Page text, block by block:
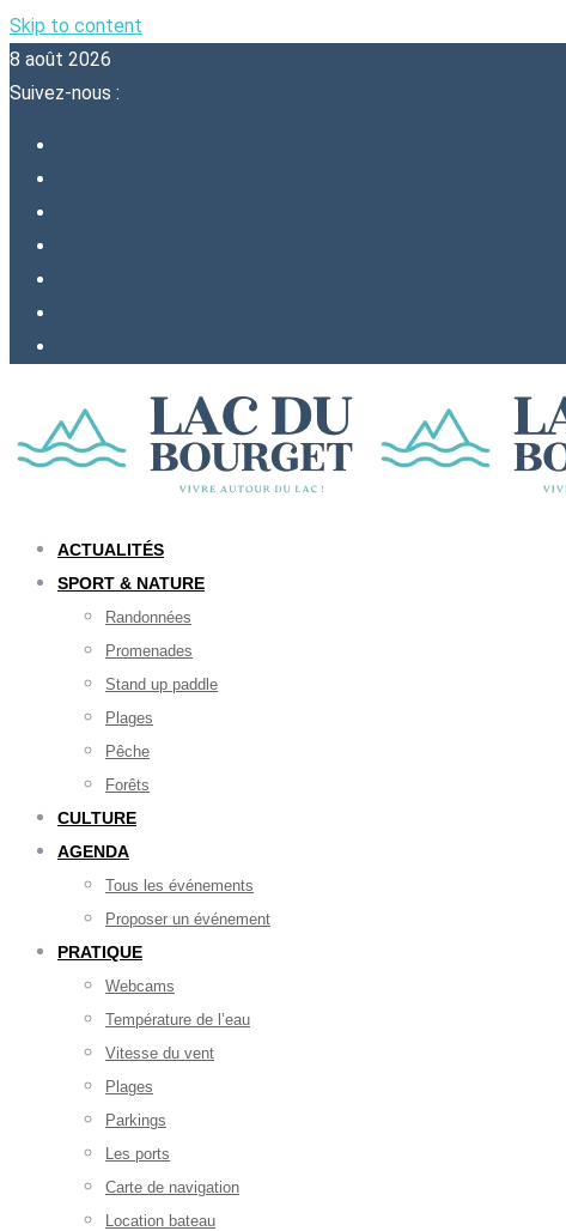
Skip to content
8 août 2026
Suivez-nous :
ACTUALITÉS
SPORT & NATURE
Randonnées
Promenades
Stand up paddle
Plages
Pêche
Forêts
CULTURE
AGENDA
Tous les événements
Proposer un événement
PRATIQUE
Webcams
Température de l’eau
Vitesse du vent
Plages
Parkings
Les ports
Carte de navigation
Location bateau